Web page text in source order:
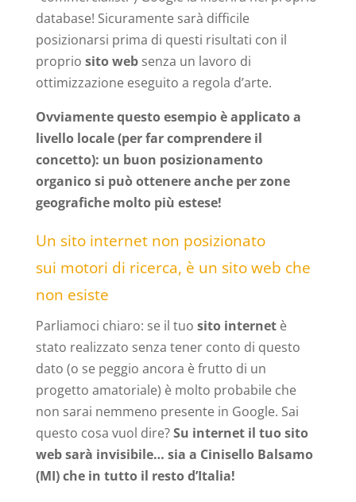
database! Sicuramente sarà difficile
posizionarsi prima di questi risultati con il
proprio sito websenza un lavoro di
ottimizzazione eseguito a regola d’arte.
Ovviamente questo esempio è applicato a
livello locale (per far comprendere il
concetto): un buon posizionamento
organico si può ottenere anche per zone
geografiche molto più estese!
Un sito internet non posizionato
sui motori di ricerca, è un sito web che
non esiste
Parliamoci chiaro: se il tuo sito internetè
stato realizzato senza tener conto di questo
dato (o se peggio ancora è frutto di un
progetto amatoriale) è molto probabile che
non sarai nemmeno presente in Google. Sai
questo cosa vuol dire?Su internet il tuo sito
web sarà invisibile… sia a Cinisello Balsamo
(MI) che in tutto il resto d’Italia!